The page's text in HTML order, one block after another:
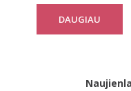
DAUGIAU